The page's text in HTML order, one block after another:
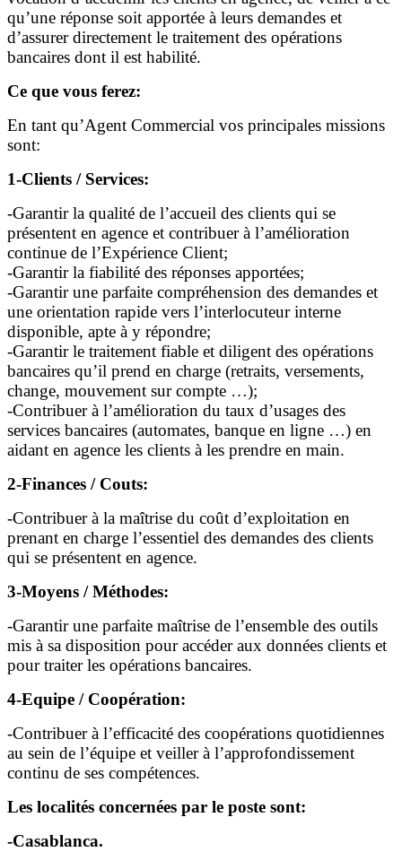
qu’une réponse soit apportée à leurs demandes et
d’assurer directement le traitement des opérations
bancaires dont il est habilité.
Ce que vous ferez:
En tant qu’Agent Commercial vos principales missions
sont:
1-Clients / Services:
-Garantir la qualité de l’accueil des clients qui se
présentent en agence et contribuer à l’amélioration
continue de l’Expérience Client;
-Garantir la fiabilité des réponses apportées;
-Garantir une parfaite compréhension des demandes et
une orientation rapide vers l’interlocuteur interne
disponible, apte à y répondre;
-Garantir le traitement fiable et diligent des opérations
bancaires qu’il prend en charge (retraits, versements,
change, mouvement sur compte …);
-Contribuer à l’amélioration du taux d’usages des
services bancaires (automates, banque en ligne …) en
aidant en agence les clients à les prendre en main.
2-Finances / Couts:
-Contribuer à la maîtrise du coût d’exploitation en
prenant en charge l’essentiel des demandes des clients
qui se présentent en agence.
3-Moyens / Méthodes:
-Garantir une parfaite maîtrise de l’ensemble des outils
mis à sa disposition pour accéder aux données clients et
pour traiter les opérations bancaires.
4-Equipe / Coopération:
-Contribuer à l’efficacité des coopérations quotidiennes
au sein de l’équipe et veiller à l’approfondissement
continu de ses compétences.
Les localités concernées par le poste sont:
-Casablanca.